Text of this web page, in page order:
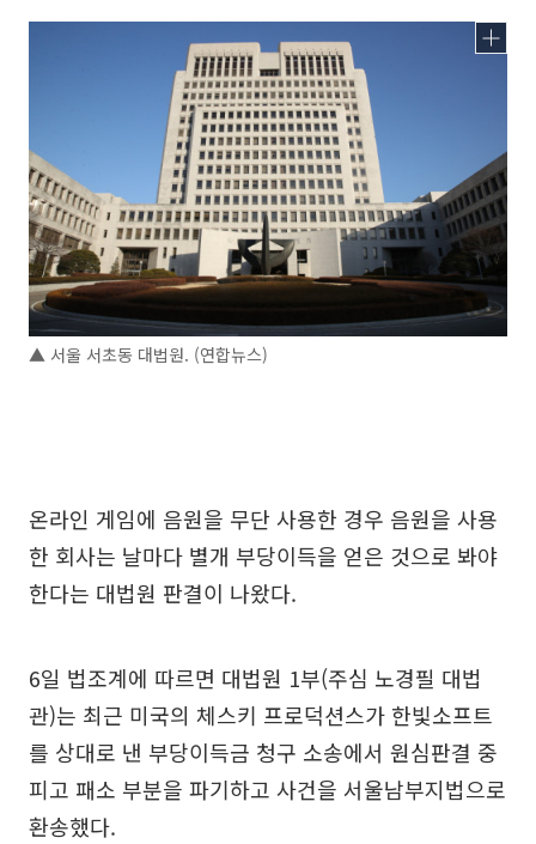
▲ 서울 서초동 대법원. (연합뉴스)
온라인 게임에 음원을 무단 사용한 경우 음원을 사용
한 회사는 날마다 별개 부당이득을 얻은 것으로 봐야
한다는 대법원 판결이 나왔다.
6일 법조계에 따르면 대법원 1부(주심 노경필 대법
관)는 최근 미국의 체스키 프로덕션스가 한빛소프트
를 상대로 낸 부당이득금 청구 소송에서 원심판결 중
피고 패소 부분을 파기하고 사건을 서울남부지법으로
환송했다.